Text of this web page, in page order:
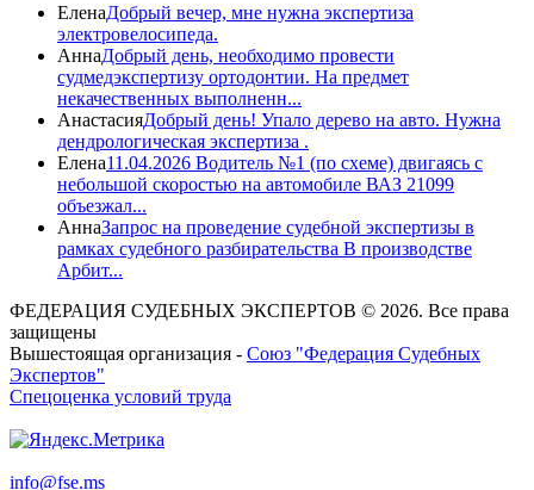
ЕленаДобрый вечер, мне нужна экспертиза
электровелосипеда.
АннаДобрый день, необходимо провести
судмедэкспертизу ортодонтии. На предмет
некачественных выполненн...
АнастасияДобрый день! Упало дерево на авто. Нужна
дендрологическая экспертиза .
Елена11.04.2026 Водитель №1 (по схеме) двигаясь с
небольшой скоростью на автомобиле ВАЗ 21099
объезжал...
АннаЗапрос на проведение судебной экспертизы в
рамках судебного разбирательства В производстве
Арбит...
ФЕДЕРАЦИЯ СУДЕБНЫХ ЭКСПЕРТОВ © 2026. Все права
защищены
Вышестоящая организация - Союз "Федерация Судебных
Экспертов"
Спецоценка условий труда
info@fse.ms